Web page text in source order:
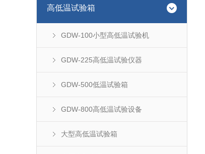
高低温试验箱
GDW-100小型高低温试验机
GDW-225高低温试验仪器
GDW-500低温试验箱
GDW-800高低温试验设备
大型高低温试验箱